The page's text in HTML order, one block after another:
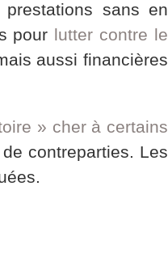
sans en
pour lutter contre le
aussi financières
» cher à certains
contreparties. Les